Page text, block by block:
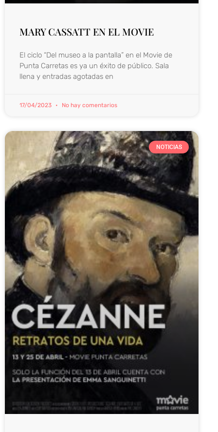
MARY CASSATT EN EL MOVIE
El ciclo “Del museo a la pantalla” en el Movie de
Punta Carretas es ya un éxito de público. Sala
llena y entradas agotadas en
17/04/2023 No hay comentarios
NOTICIAS